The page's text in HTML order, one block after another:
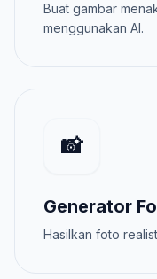
Buat gambar
menggunakan AI.
📸
Generator
Hasilkan foto